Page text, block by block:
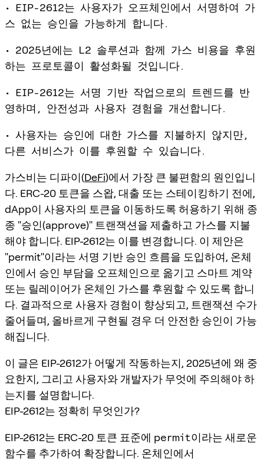
• EIP-2612는 사용자가 오프체인에서 서명하여 가
스 없는 승인을 가능하게 합니다.
• 2025년에는 L2 솔루션과 함께 가스 비용을 후원
하는 프로토콜이 활성화될 것입니다.
• EIP-2612는 서명 기반 작업으로의 트렌드를 반
영하며, 안전성과 사용자 경험을 개선합니다.
• 사용자는 승인에 대한 가스를 지불하지 않지만,
다른 서비스가 이를 후원할 수 있습니다.
가스비는 디파이(DeFi)에서 가장 큰 불편함의 원인입니
다. ERC-20 토큰을 스왑, 대출 또는 스테이킹하기 전에,
dApp이 사용자의 토큰을 이동하도록 허용하기 위해 종
종 "승인(approve)" 트랜잭션을 제출하고 가스를 지불
해야 합니다. EIP-2612는 이를 변경합니다. 이 제안은
"permit"이라는 서명 기반 승인 흐름을 도입하여, 온체
인에서 승인 부담을 오프체인으로 옮기고 스마트 계약
또는 릴레이어가 온체인 가스를 후원할 수 있도록 합니
다. 결과적으로 사용자 경험이 향상되고, 트랜잭션 수가
줄어들며, 올바르게 구현될 경우 더 안전한 승인이 가능
해집니다.
이 글은 EIP-2612가 어떻게 작동하는지, 2025년에 왜 중
요한지, 그리고 사용자와 개발자가 무엇에 주의해야 하
는지를 설명합니다.
EIP-2612는 정확히 무엇인가?
EIP-2612는 ERC-20 토큰 표준에 permit이라는 새로운
함수를 추가하여 확장합니다. 온체인에서